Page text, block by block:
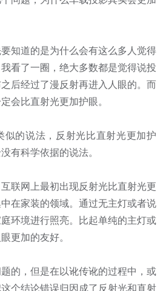
知道的是为什么会有这么多人觉得
看了一圈，绝大多数都是觉得说投
后经过了漫反射再进入人眼的。而
会比直射光更加护眼。
似的说法，反射光比直射光更加护
有科学依据的说法。
联网上最初出现反射光比直射光更
在家装的领域。通过无主灯或者说
环境进行照亮。比起单纯的主灯或
更加的友好。
的，但是在以讹传讹的过程中，或
个结论错误归因成了反射光和直射